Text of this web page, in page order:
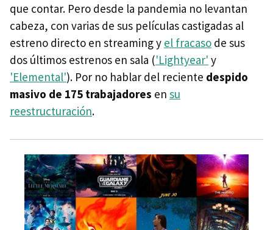
que contar. Pero desde la pandemia no levantan
cabeza, con varias de sus películas castigadas al
estreno directo en streaming y el fracaso de sus
dos últimos estrenos en sala ('Lightyear' y
'Elemental'). Por no hablar del reciente despido
masivo de 175 trabajadores en su
reestructuración.